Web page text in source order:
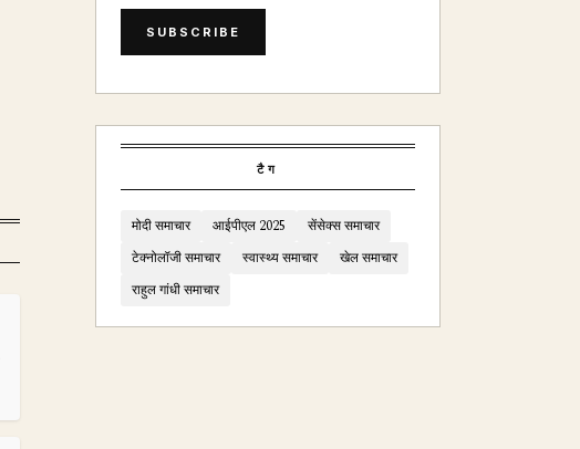
SUBSCRIBE
टैग
मोदी समाचार आईपीएल 2025
सेंसेक्स समाचार
टेक्नोलॉजी समाचार
स्वास्थ्य समाचार
खेल समाचार
राहुल गांधी समाचार